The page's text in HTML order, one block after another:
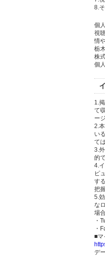
8.
個
視
情
栃
株
個
1.
て
ー
2.
い
て
3.
的
4.
ピ
す
把
5.
な
場
・
・
■マ
デ